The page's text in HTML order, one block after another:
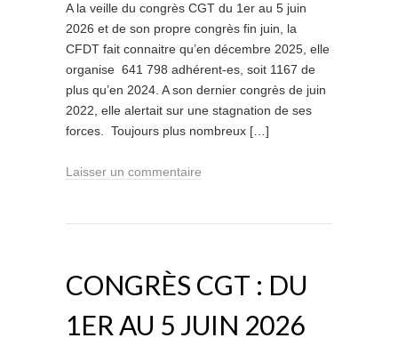
A la veille du congrès CGT du 1er au 5 juin
2026 et de son propre congrès fin juin, la
CFDT fait connaitre qu’en décembre 2025, elle
organise 641 798 adhérent-es, soit 1167 de
plus qu’en 2024. A son dernier congrès de juin
2022, elle alertait sur une stagnation de ses
forces. Toujours plus nombreux […]
Laisser un commentaire
CONGRÈS CGT : DU
1ER AU 5 JUIN 2026